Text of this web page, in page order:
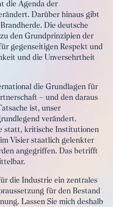
die Agenda der
Darüber hinaus gibt
Die deutsche
den Grundprinzipien der
gegenseitigen Respekt und
und die Unversehrtheit
die Grundlagen für
– und den daraus
ist, unser
verändert.
statt, kritische Institutionen
Visier staatlich gelenkter
angegriffen. Das betrifft
die Industrie ein zentrales
für den Bestand
Lassen Sie mich deshalb